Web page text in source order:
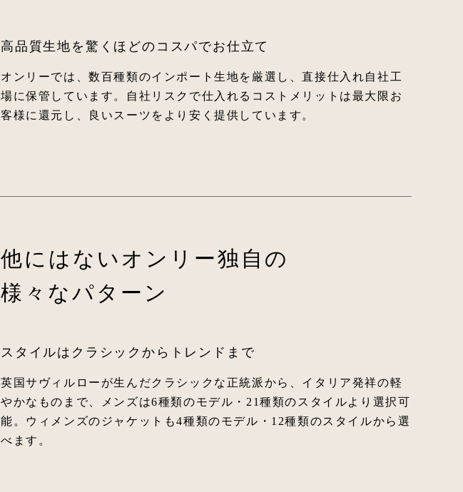
高品質生地を驚くほどのコスパでお仕立て
オンリーでは、数百種類のインポート生地を厳選し、直接仕入れ自社工
場に保管しています。自社リスクで仕入れるコストメリットは最大限お
客様に還元し、良いスーツをより安く提供しています。
他にはないオンリー独自の
様々なパターン
スタイルはクラシックからトレンドまで
英国サヴィルローが生んだクラシックな正統派から、イタリア発祥の軽
やかなものまで、メンズは6種類のモデル・21種類のスタイルより選択可
能。ウィメンズのジャケットも4種類のモデル・12種類のスタイルから選
べます。